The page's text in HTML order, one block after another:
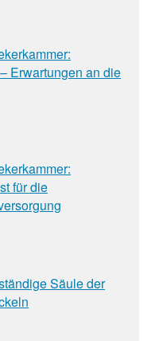
Erwartungen an die
für die
Säule der